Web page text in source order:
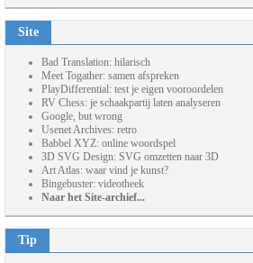
Site
Bad Translation: hilarisch
Meet Togather: samen afspreken
PlayDifferential: test je eigen vooroordelen
RV Chess: je schaakpartij laten analyseren
Google, but wrong
Usenet Archives: retro
Babbel XYZ: online woordspel
3D SVG Design: SVG omzetten naar 3D
Art Atlas: waar vind je kunst?
Bingebuster: videotheek
Naar het Site-archief...
Tip